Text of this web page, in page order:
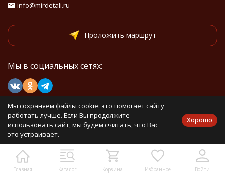
Главная Каталог Корзина Избранное Войти
info@mirdetali.ru
Проложить маршрут
Мы в социальных сетях:
Мы на маркетплейсах
Каталог товаров
Мы сохраняем файлы cookie: это помогает сайту
работать лучше. Если Вы продолжите
использовать сайт, мы будем считать, что Вас
это устраивает.
Хорошо